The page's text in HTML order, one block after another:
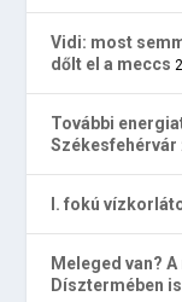
Vidi: most
dőlt el a meccs
További
Székesfehérvár
I. fokú
Meleged van?
Dísztermében